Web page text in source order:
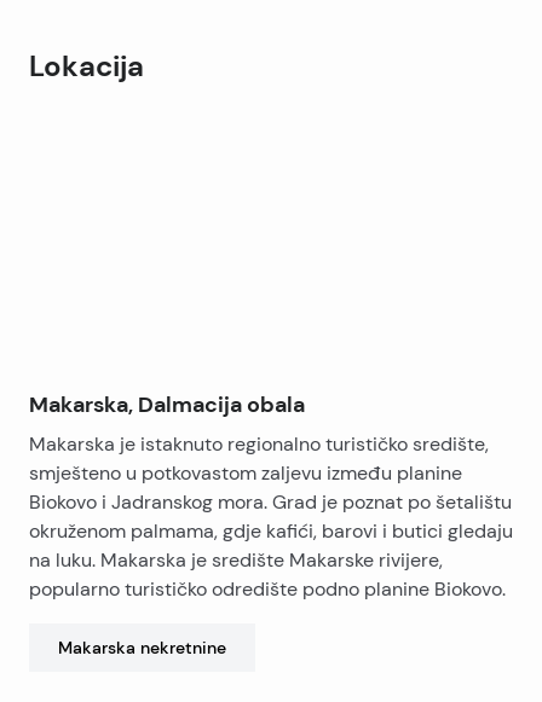
Lokacija
Makarska, Dalmacija obala
Makarska je istaknuto regionalno turističko središte,
smješteno u potkovastom zaljevu između planine
Biokovo i Jadranskog mora. Grad je poznat po šetalištu
okruženom palmama, gdje kafići, barovi i butici gledaju
na luku. Makarska je središte Makarske rivijere,
popularno turističko odredište podno planine Biokovo.
Makarska nekretnine